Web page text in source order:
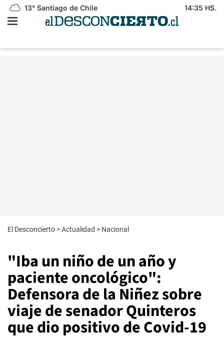
13° Santiago de Chile 14:35 HS.
El Desconcierto >Actualidad > Nacional
"Iba un niño de un año y
paciente oncológico":
Defensora de la Niñez sobre
viaje de senador Quinteros
que dio positivo de Covid-19